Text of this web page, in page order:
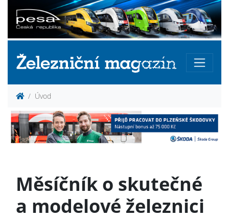
Úvod
Měsíčník o skutečné
a modelové železnici